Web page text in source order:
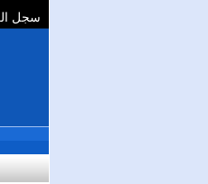
سجل